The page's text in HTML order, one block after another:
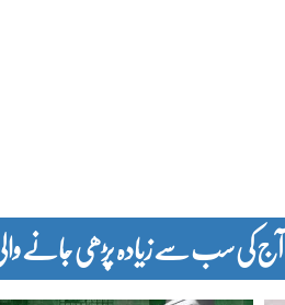
آج کی سب سے زیادہ پڑھی جانے